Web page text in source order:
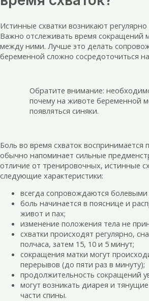
Истинные схватки возникают регулярно
Важно отслеживать время сокращений
между ними. Лучше это делать
беременной сложно сосредоточиться
Обратите внимание:
почему на животе беременной
появляться синяки.
Боль во время схваток воспринимается
обычно напоминает сильные
отличие от тренировочных, истинные
следующие характеристики:
всегда сопровождаются
боль начинается в пояснице и
живот и пах;
изменение положения тела не
схватки происходят регулярно,
полчаса, затем 15, 10 и 5 минут;
сокращения матки могут
перерывов (до пяти раз в минуту);
продолжительность сокращений
могут возникать диарея и
части спины.